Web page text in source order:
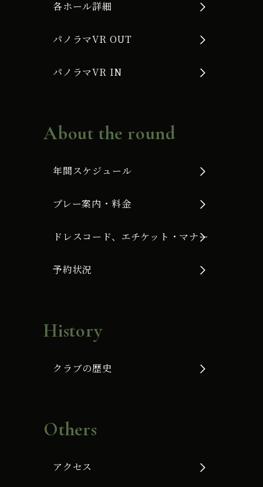
各ホール詳細
パノラマVR OUT
パノラマVR IN
About the round
年間スケジュール
プレー案内・料金
ドレスコード、エチケット・マナー
予約状況
History
クラブの歴史
Others
アクセス